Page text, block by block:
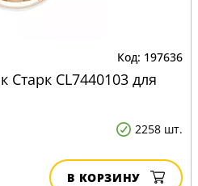
197636
CL7440103 для
2258 шт.
В КОРЗИНУ